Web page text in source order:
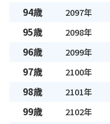
94歳 2097年
95歳 2098年
96歳 2099年
97歳 2100年
98歳 2101年
99歳 2102年